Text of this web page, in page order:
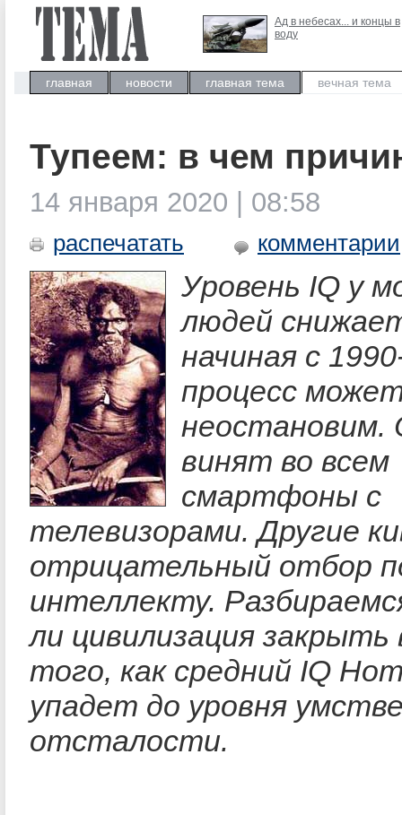
Ад в небесах... и концы в
воду
главная новости главная тема вечная тема
Тупеем: в чем
14 января 2020 | 08:58
распечатать комментарии
Уровень IQ у
людей
начиная с
процесс
неостановим.
винят во всем
смартфоны с
телевизорами. Другие
отрицательный отбор
интеллекту.
ли цивилизация закрыть
того, как средний IQ
упадет до уровня
отсталости.